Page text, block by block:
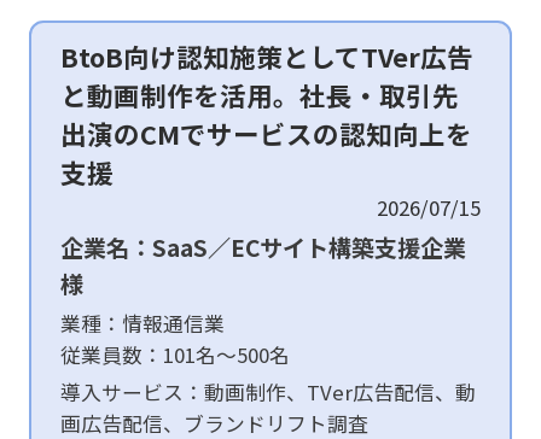
BtoB向け認知施策としてTVer広告
と動画制作を活用。社長・取引先
出演のCMでサービスの認知向上を
支援
2026/07/15
企業名：SaaS／ECサイト構築支援企業
様
業種：情報通信業
従業員数：101名～500名
導入サービス：動画制作、TVer広告配信、動
画広告配信、ブランドリフト調査